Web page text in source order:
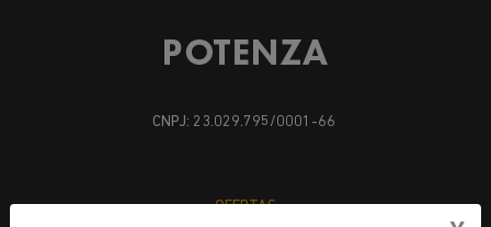
CNPJ: 23.029.795/0001-66
OFERTAS